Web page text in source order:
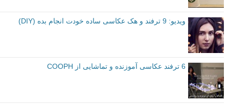
ویدیو: 9 ترفند و هک عکاسی ساده خودت انجام بده (DIY)
6 ترفند عکاسی آموزنده و تماشایی از COOPH